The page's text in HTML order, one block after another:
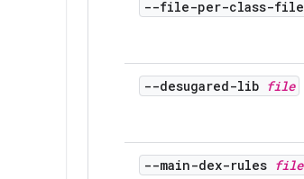
--file-per-class-file
--desugared-lib file
--main-dex-rules file